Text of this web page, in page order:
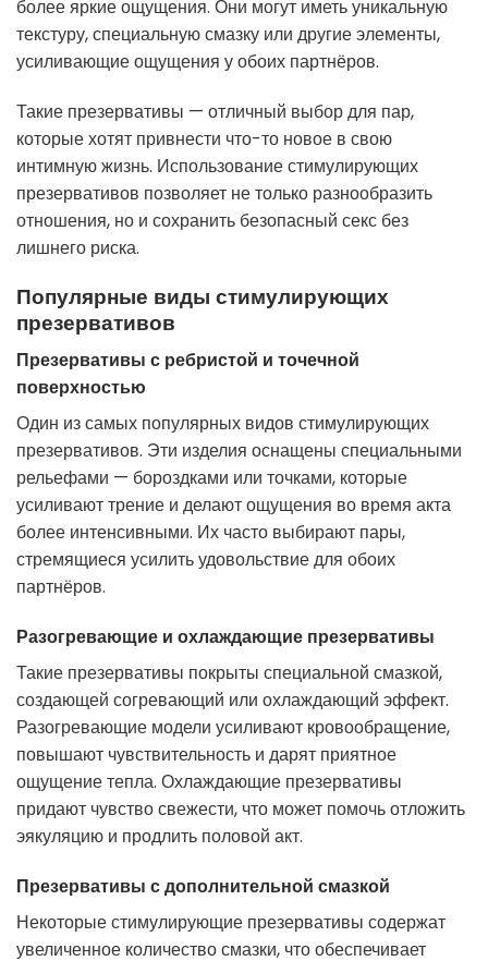
более яркие ощущения. Они могут иметь уникальную
текстуру, специальную смазку или другие элементы,
усиливающие ощущения у обоих партнёров.
Такие презервативы — отличный выбор для пар,
которые хотят привнести что-то новое в свою
интимную жизнь. Использование стимулирующих
презервативов позволяет не только разнообразить
отношения, но и сохранить безопасный секс без
лишнего риска.
Популярные виды стимулирующих
презервативов
Презервативы с ребристой и точечной
поверхностью
Один из самых популярных видов стимулирующих
презервативов. Эти изделия оснащены специальными
рельефами — бороздками или точками, которые
усиливают трение и делают ощущения во время акта
более интенсивными. Их часто выбирают пары,
стремящиеся усилить удовольствие для обоих
партнёров.
Разогревающие и охлаждающие презервативы
Такие презервативы покрыты специальной смазкой,
создающей согревающий или охлаждающий эффект.
Разогревающие модели усиливают кровообращение,
повышают чувствительность и дарят приятное
ощущение тепла. Охлаждающие презервативы
придают чувство свежести, что может помочь отложить
эякуляцию и продлить половой акт.
Презервативы с дополнительной смазкой
Некоторые стимулирующие презервативы содержат
увеличенное количество смазки, что обеспечивает